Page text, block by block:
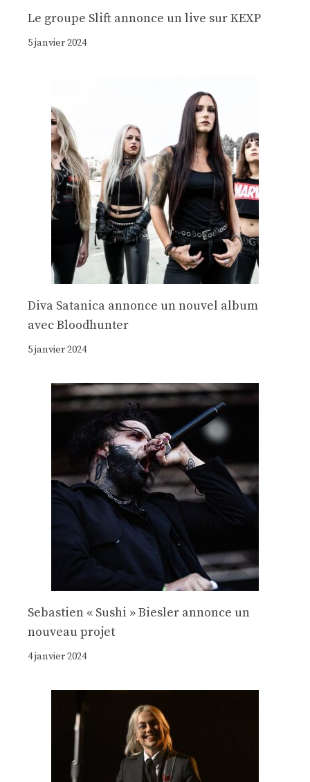
Le groupe Slift annonce un live sur KEXP
5 janvier 2024
Diva Satanica annonce un nouvel album
avec Bloodhunter
5 janvier 2024
Sebastien « Sushi » Biesler annonce un
nouveau projet
4 janvier 2024